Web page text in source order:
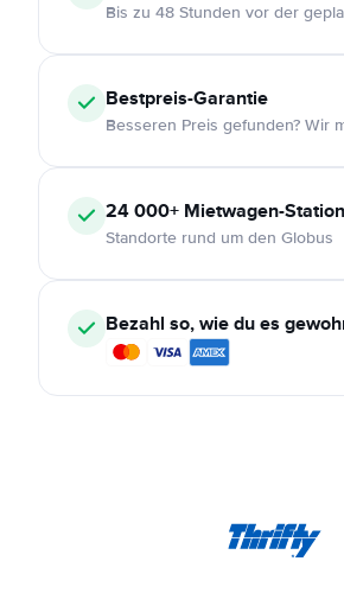
Bis zu 48 Stunden vor der
Bestpreis-Garantie
Besseren Preis gefunden? Wir
24 000+ Mietwagen-
Standorte rund um den Globus
Bezahl so, wie du es